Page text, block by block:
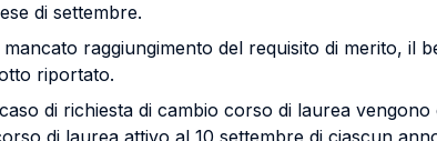
di settembre.
raggiungimento del requisito di merito, il
riportato.
di richiesta di cambio corso di laurea
di laurea attivo al 10 settembre di ciascun